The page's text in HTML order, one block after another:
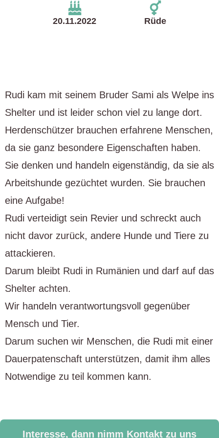
20.11.2022 Rüde
Rudi kam mit seinem Bruder Sami als Welpe ins
Shelter und ist leider schon viel zu lange dort.
Herdenschützer brauchen erfahrene Menschen,
da sie ganz besondere Eigenschaften haben.
Sie denken und handeln eigenständig, da sie als
Arbeitshunde gezüchtet wurden. Sie brauchen
eine Aufgabe!
Rudi verteidigt sein Revier und schreckt auch
nicht davor zurück, andere Hunde und Tiere zu
attackieren.
Darum bleibt Rudi in Rumänien und darf auf das
Shelter achten.
Wir handeln verantwortungsvoll gegenüber
Mensch und Tier.
Darum suchen wir Menschen, die Rudi mit einer
Dauerpatenschaft unterstützen, damit ihm alles
Notwendige zu teil kommen kann.
Interesse, dann nimm Kontakt zu uns